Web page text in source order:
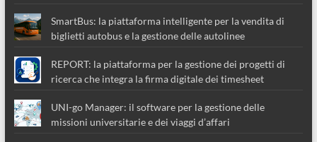
SmartBus: la piattaforma intelligente per la vendita di
biglietti autobus e la gestione delle autolinee
REPORT: la piattaforma per la gestione dei progetti di
ricerca che integra la firma digitale dei timesheet
UNI-go Manager: il software per la gestione delle
missioni universitarie e dei viaggi d’affari